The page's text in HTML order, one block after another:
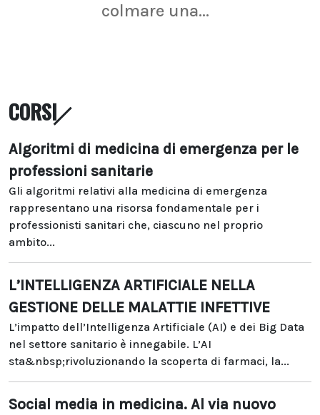
colmare una...
CORSI
Algoritmi di medicina di emergenza per le
professioni sanitarie
Gli algoritmi relativi alla medicina di emergenza
rappresentano una risorsa fondamentale per i
professionisti sanitari che, ciascuno nel proprio
ambito...
L’INTELLIGENZA ARTIFICIALE NELLA
GESTIONE DELLE MALATTIE INFETTIVE
L’impatto dell’Intelligenza Artificiale (AI) e dei Big Data
nel settore sanitario è innegabile. L’AI
sta&nbsp;rivoluzionando la scoperta di farmaci, la...
Social media in medicina. Al via nuovo